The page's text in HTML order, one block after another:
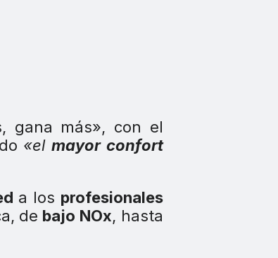
gana más», con el
«el mayor confort
a los profesionales
de bajo NOx, hasta